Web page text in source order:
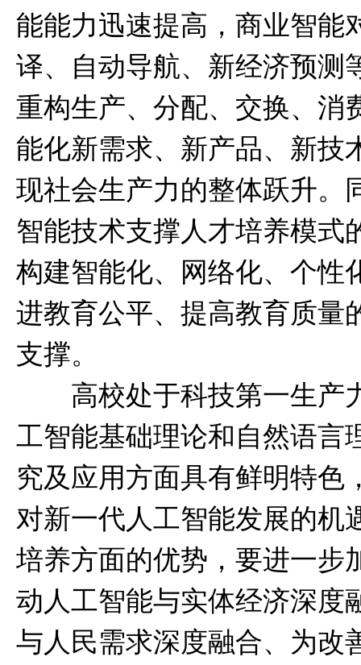
能能力迅速提高，商业智能
译、自动导航、新经济预测
重构生产、分配、交换、消
能化新需求、新产品、新技
现社会生产力的整体跃升。
智能技术支撑人才培养模式
构建智能化、网络化、个性
进教育公平、提高教育质量
支撑。
高校处于科技第一生产力
工智能基础理论和自然语言
究及应用方面具有鲜明特色
对新一代人工智能发展的机
培养方面的优势，要进一步
动人工智能与实体经济深度
与人民需求深度融合、为改